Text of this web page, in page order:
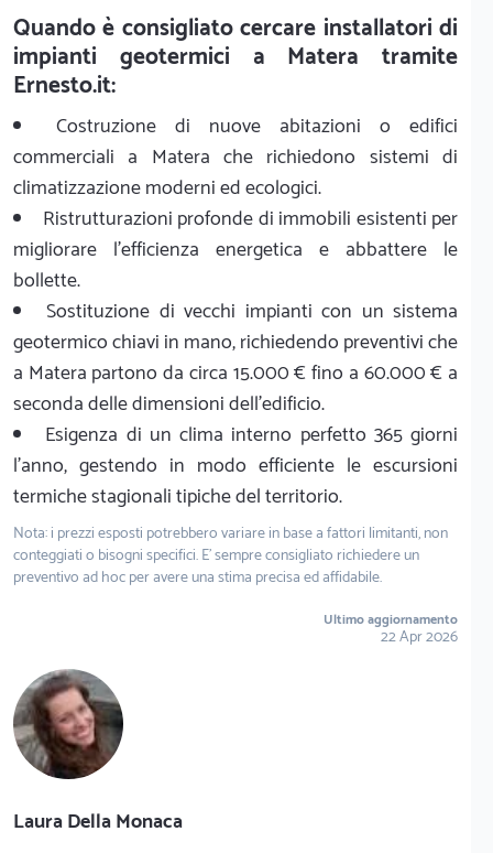
Quando è consigliato cercare installatori di
impianti geotermici a Matera tramite
Ernesto.it:
Costruzione di nuove abitazioni o edifici
commerciali a Matera che richiedono sistemi di
climatizzazione moderni ed ecologici.
Ristrutturazioni profonde di immobili esistenti per
migliorare l'efficienza energetica e abbattere le
bollette.
Sostituzione di vecchi impianti con un sistema
geotermico chiavi in mano, richiedendo preventivi che
a Matera partono da circa 15.000 € fino a 60.000 € a
seconda delle dimensioni dell'edificio.
Esigenza di un clima interno perfetto 365 giorni
l'anno, gestendo in modo efficiente le escursioni
termiche stagionali tipiche del territorio.
Nota: i prezzi esposti potrebbero variare in base a fattori limitanti, non
conteggiati o bisogni specifici. E' sempre consigliato richiedere un
preventivo ad hoc per avere una stima precisa ed affidabile.
Ultimo aggiornamento
22 Apr 2026
Laura Della Monaca